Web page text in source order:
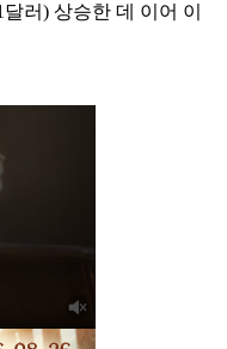
러) 상승한 데 이어 이